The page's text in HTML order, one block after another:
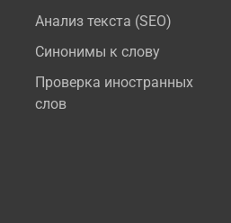
Анализ текста (SEO)
Синонимы к слову
Проверка иностранных
слов